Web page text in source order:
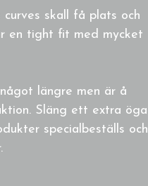
skall få plats och
en tight fit med mycket
längre men är å
Släng ett extra öga
specialbeställs och